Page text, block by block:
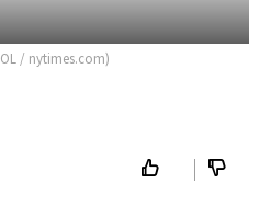
/ nytimes.com)